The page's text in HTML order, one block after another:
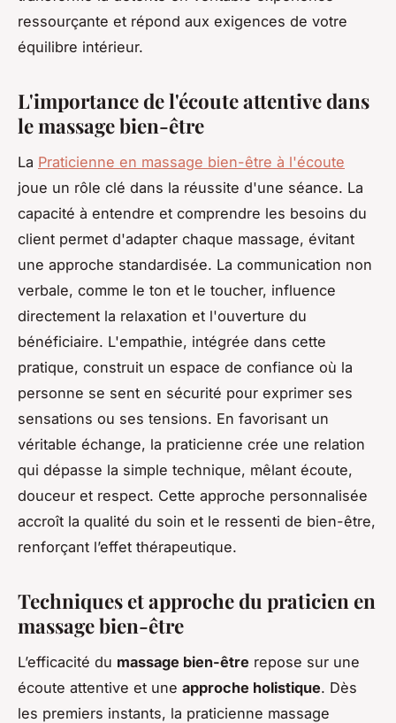
ressourçante et répond aux exigences de votre
équilibre intérieur.
L'importance de l'écoute attentive dans
le massage bien-être
La Praticienne en massage bien-être à l'écoute
joue un rôle clé dans la réussite d'une séance. La
capacité à entendre et comprendre les besoins du
client permet d'adapter chaque massage, évitant
une approche standardisée. La communication non
verbale, comme le ton et le toucher, influence
directement la relaxation et l'ouverture du
bénéficiaire. L'empathie, intégrée dans cette
pratique, construit un espace de confiance où la
personne se sent en sécurité pour exprimer ses
sensations ou ses tensions. En favorisant un
véritable échange, la praticienne crée une relation
qui dépasse la simple technique, mêlant écoute,
douceur et respect. Cette approche personnalisée
accroît la qualité du soin et le ressenti de bien-être,
renforçant l’effet thérapeutique.
Techniques et approche du praticien en
massage bien-être
L’efficacité du massage bien-être repose sur une
écoute attentive et une approche holistique. Dès
les premiers instants, la praticienne massage